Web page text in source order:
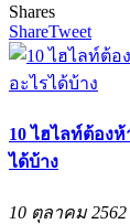
Shares
ShareTweet
10 ไฮไลท์ต้อง
ได้บ้าง
10 ตุลาคม 2562